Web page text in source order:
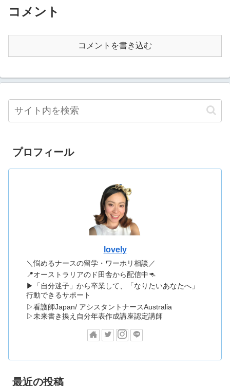
コメント
コメントを書き込む
プロフィール
lovely
＼悩めるナースの留学・ワーホリ相談／
📍オーストラリアのド田舎から配信中🦘
▶「自分迷子」から卒業して、「なりたいあなたへ」
行動できるサポート
▷看護師Japan/ アシスタントナースAustralia
▷未来書き換え自分年表作成講座認定講師
最近の投稿